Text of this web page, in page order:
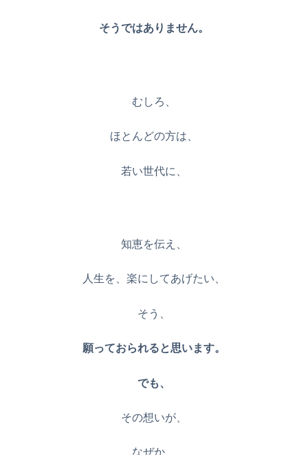
そうではありません。
むしろ、
ほとんどの方は、
若い世代に、
知恵を伝え、
人生を、楽にしてあげたい、
そう、
願っておられると思います。
でも、
その想いが、
なぜか、